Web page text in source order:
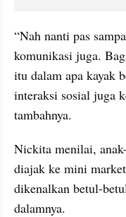
“Nah nanti pas
komunikasi juga.
itu dalam apa kayak
interaksi sosial juga
tambahnya.
Nickita menilai,
diajak ke mini
dikenalkan betul-
dalamnya.